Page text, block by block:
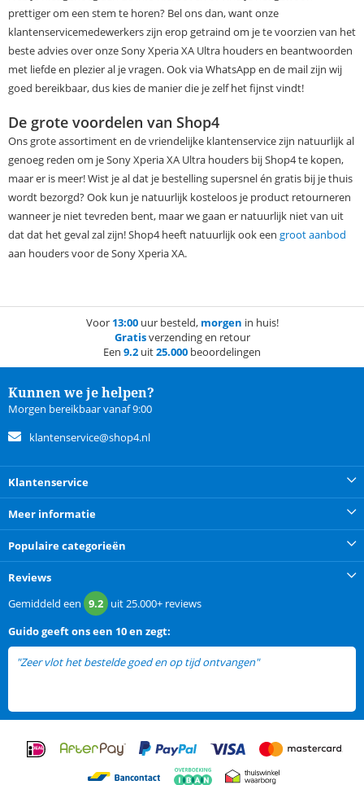
prettiger om een stem te horen? Bel ons dan, want onze
klantenservicemedewerkers zijn erop getraind om je te voorzien van het
beste advies over onze Sony Xperia XA Ultra houders en beantwoorden
met liefde en plezier al je vragen. Ook via WhatsApp en de mail zijn wij
goed bereikbaar, dus kies de manier die je zelf het fijnst vindt!
De grote voordelen van Shop4
Ons grote assortiment en de vriendelijke klantenservice zijn natuurlijk al
genoeg reden om je Sony Xperia XA Ultra houders bij Shop4 te kopen,
maar er is meer! Wist je al dat je bestelling supersnel én gratis bij je thuis
wordt bezorgd? Ook kun je natuurlijk kosteloos je product retourneren
wanneer je niet tevreden bent, maar we gaan er natuurlijk niet van uit
dat dat het geval zal zijn! Shop4 heeft natuurlijk ook een groot aanbod
aan houders voor de Sony Xperia XA.
Voor 13:00uur besteld, morgen in huis!
Gratisverzending en retour
Een 9.2 uit25.000 beoordelingen
Kunnen we je helpen?
Morgen bereikbaar vanaf 9:00
klantenservice@shop4.nl
Klantenservice
Meer informatie
Populaire categorieën
Reviews
Gemiddeld een 9.2 uit25.000+ reviews
Guidogeeft ons een 10 en zegt:
"Zeer vlot het bestelde goed en op tijd ontvangen"